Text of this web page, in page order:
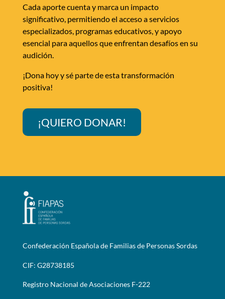
Cada aporte cuenta y marca un impacto
significativo, permitiendo el acceso a servicios
especializados, programas educativos, y apoyo
esencial para aquellos que enfrentan desafíos en su
audición.
¡Dona hoy y sé parte de esta transformación
positiva!
¡QUIERO DONAR!
Confederación Española de Familias de Personas Sordas
CIF: G28738185
Registro Nacional de Asociaciones F-222